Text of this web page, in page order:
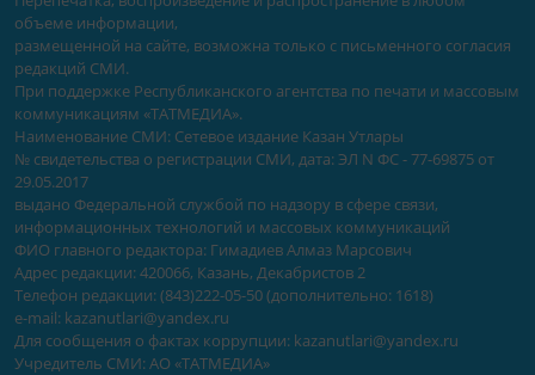
объеме информации,
размещенной на сайте, возможна только с письменного согласия
редакций СМИ.
При поддержке Республиканского агентства по печати и массовым
коммуникациям «ТАТМЕДИА».
Наименование СМИ: Сетевое издание Казан Утлары
№ свидетельства о регистрации СМИ, дата: ЭЛ N ФС - 77-69875 от
29.05.2017
выдано Федеральной службой по надзору в сфере связи,
информационных технологий и массовых коммуникаций
ФИО главного редактора: Гимадиев Алмаз Марсович
Адрес редакции: 420066, Казань, Декабристов 2
Телефон редакции: (843)222-05-50 (дополнительно: 1618)
e-mail: kazanutlari@yandex.ru
Для сообщения о фактах коррупции: kazanutlari@yandex.ru
Учредитель СМИ: АО «ТАТМЕДИА»